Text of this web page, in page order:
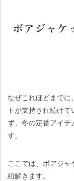
なぜこれほどまでに
トが支持され続け
ず、冬の定番アイテ
す。
ここでは、ボアジャ
紐解きます。